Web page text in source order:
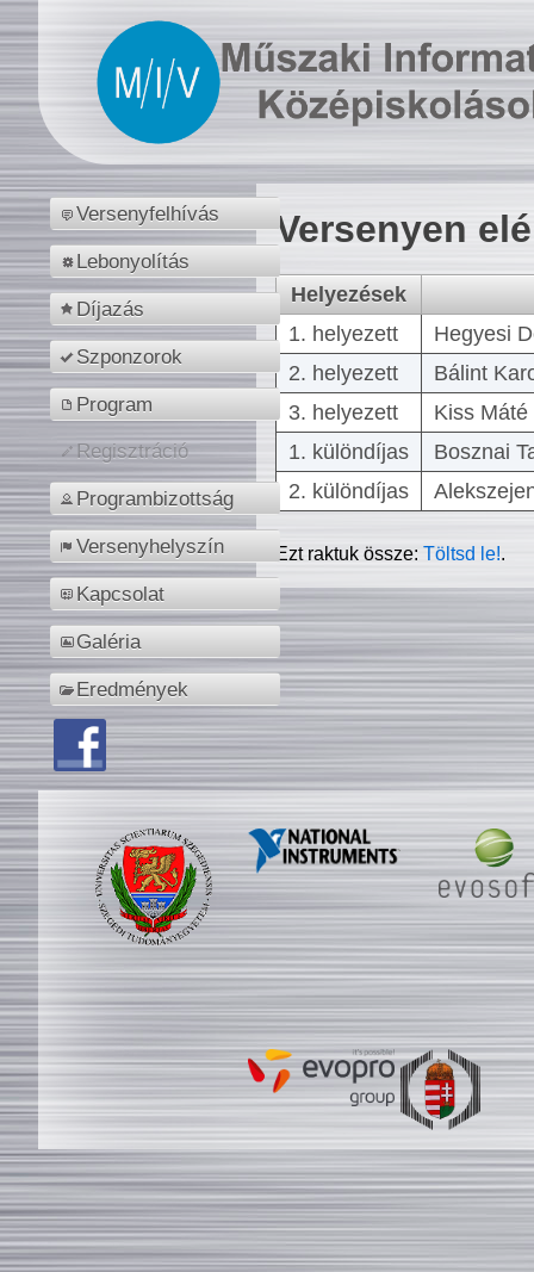
Versenyfelhívás
Lebonyolítás
Díjazás
Szponzorok
Program
Regisztráció
Programbizottság
Versenyhelyszín
Kapcsolat
Galéria
Eredmények
Versenyen
Helyezések
1. helyezett
Hegyesi
2. helyezett
Bálint
3. helyezett
Kiss
1. különdíjas
Bosznai
2. különdíjas
Ezt raktuk össze:Töltsd le!.